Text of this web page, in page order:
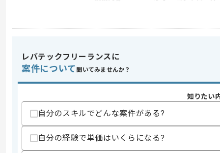
スキル
- 新規事業検討経験
- AI戦略等の高い企画や戦略立案可能
- PMやPMO経験
- 複数プロジェクト管理や推進経験
歓迎スキル
・英語を用いた実務経験(ビジネスレベ
・伴走支援経験
レバテックフリーランスに
案件について 聞いてみませんか？
知りたい
自分のスキルでどんな案件がある?
自分の経験で単価はいくらになる?